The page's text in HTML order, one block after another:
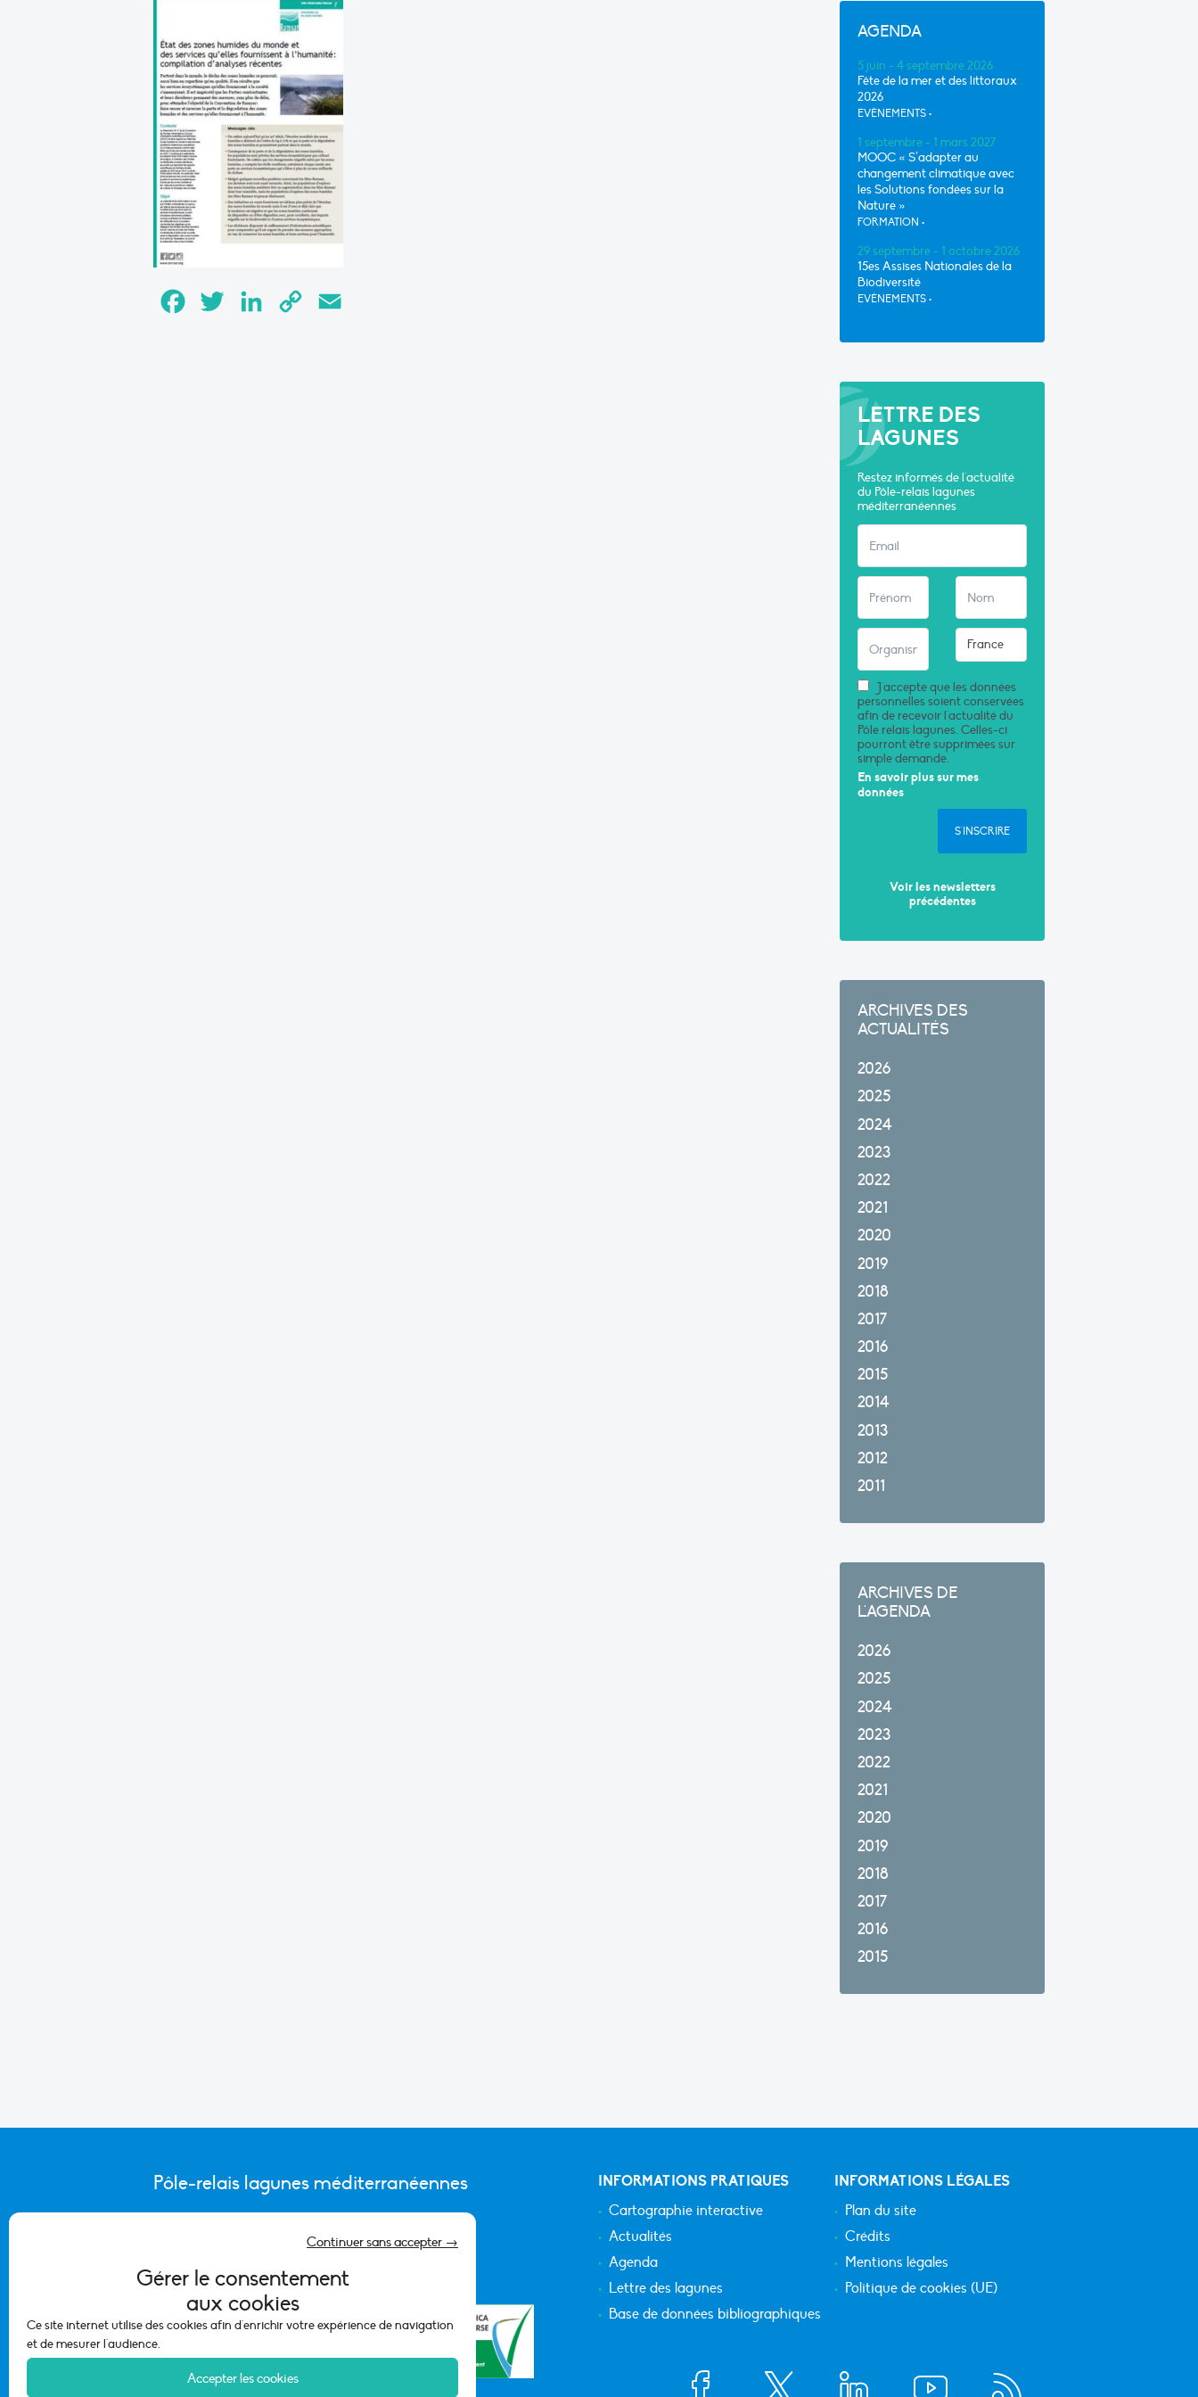
Gérer le consentement
aux cookies
Ce site internet utilise des cookies afin d'enrichir votre expérience de navigation
et de mesurer l'audience.
Accepter les cookies
Continuer sans accepter →
FacebookTwitter LinkedInCopy
AGENDA
5 juin - 4 septembre 2026
Fête de la mer et des littoraux
2026
EVÈNEMENTS •
1 septembre - 1 mars 2027
MOOC « S’adapter au
changement climatique avec
les Solutions fondées sur la
Nature »
FORMATION •
29 septembre - 1 octobre 2026
15es Assises Nationales de la
Biodiversité
EVÈNEMENTS •
LETTRE DES
LAGUNES
Restez informés de l'actualité
du Pôle-relais lagunes
méditerranéennes
J'accepte que les données
personnelles soient conservées
afin de recevoir l'actualité du
Pôle relais lagunes. Celles-ci
pourront être supprimées sur
simple demande.
En savoir plus sur mes
données
S'INSCRIRE
Voir les newsletters
précédentes
ARCHIVES DES
ACTUALITÉS
2026
2025
2024
2023
2022
2021
2020
2019
2018
2017
2016
2015
2014
2013
2012
2011
ARCHIVES DE
L'AGENDA
2026
2025
2024
2023
2022
2021
2020
2019
2018
2017
2016
2015
Pôle-relais lagunes méditerranéennes
CONTACTER L’ÉQUIPE DU PÔLE
INFORMATIONS PRATIQUES
Cartographie interactive
Actualités
Agenda
Lettre des lagunes
Base de données bibliographiques
INFORMATIONS LÉGALES
Plan du site
Crédits
Mentions légales
Politique de cookies (UE)